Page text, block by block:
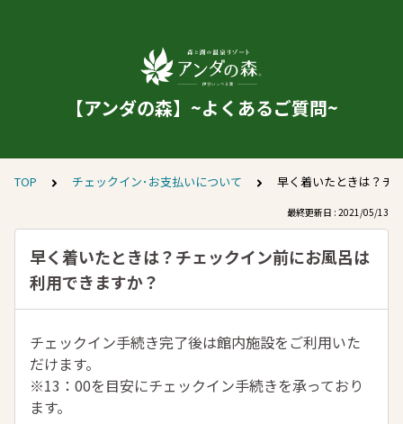
【アンダの森】~よくあるご質問~
TOP チェックイン･お支払いについて 早く着いたときは？チ
最終更新日 : 2021/05/13
早く着いたときは？チェックイン前にお風呂は
利用できますか？
チェックイン手続き完了後は館内施設をご利用いた
だけます。
※13：00を目安にチェックイン手続きを承っており
ます。